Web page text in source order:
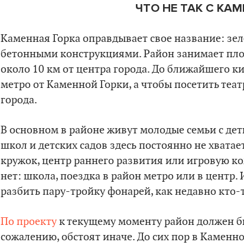
ЧТО НЕ ТАК С
Каменная Горка оправдывает свое название:
бетонными конструкциями. Район занимает
около 10 км от центра города. До ближайшего
метро от Каменной Горки, а чтобы посетить
города.
В основном в районе живут молодые семьи с
школ и детских садов здесь постоянно не
кружок, центр раннего развития или игровую
нет: школа, поездка в район метро или в центр.
разбить пару-тройку фонарей, как недавно кто-
По проектук текущему моменту район должен
сожалению, обстоят иначе. До сих пор в